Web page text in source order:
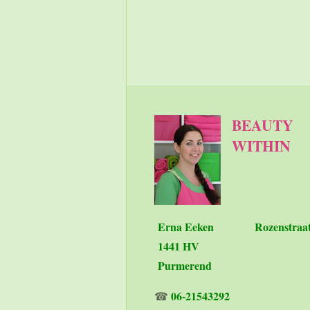
BEAUTY
WITHIN
Erna Eeken
1441 HV
Purmerend
☎ 06-21543292